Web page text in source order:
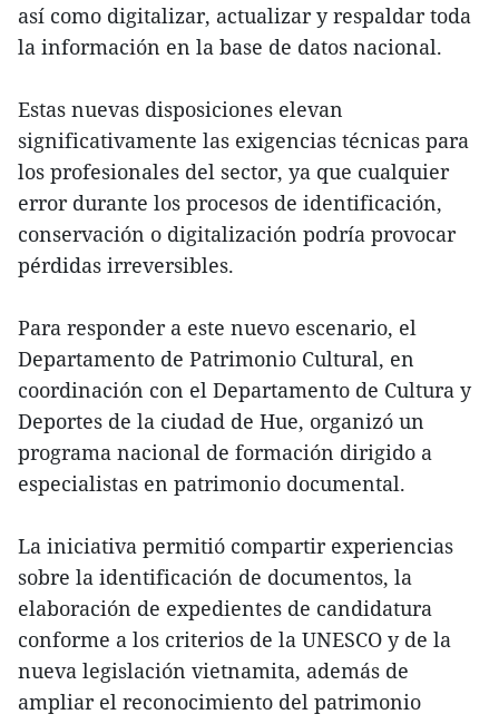
así como digitalizar, actualizar y respaldar toda
la información en la base de datos nacional.
Estas nuevas disposiciones elevan
significativamente las exigencias técnicas para
los profesionales del sector, ya que cualquier
error durante los procesos de identificación,
conservación o digitalización podría provocar
pérdidas irreversibles.
Para responder a este nuevo escenario, el
Departamento de Patrimonio Cultural, en
coordinación con el Departamento de Cultura y
Deportes de la ciudad de Hue, organizó un
programa nacional de formación dirigido a
especialistas en patrimonio documental.
La iniciativa permitió compartir experiencias
sobre la identificación de documentos, la
elaboración de expedientes de candidatura
conforme a los criterios de la UNESCO y de la
nueva legislación vietnamita, además de
ampliar el reconocimiento del patrimonio